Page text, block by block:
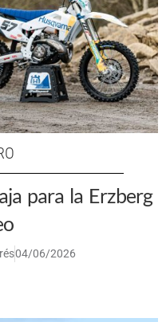
para la Erzberg
04/06/2026